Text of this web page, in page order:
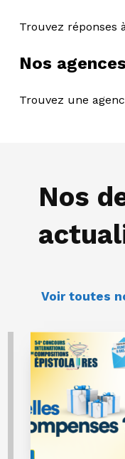
Trouvez réponses
Nos
Trouvez une
Nos
Voir toutes